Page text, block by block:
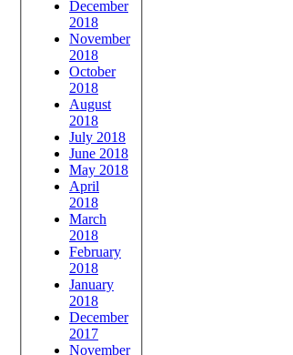
December
2018
November
2018
October
2018
August
2018
July 2018
June 2018
May 2018
April
2018
March
2018
February
2018
January
2018
December
2017
November